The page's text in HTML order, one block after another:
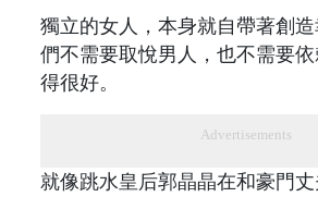
獨立的女人，本身就自帶著創
們不需要取悅男人，也不需要
得很好。
Advertisements
就像跳水皇后郭晶晶在和豪門